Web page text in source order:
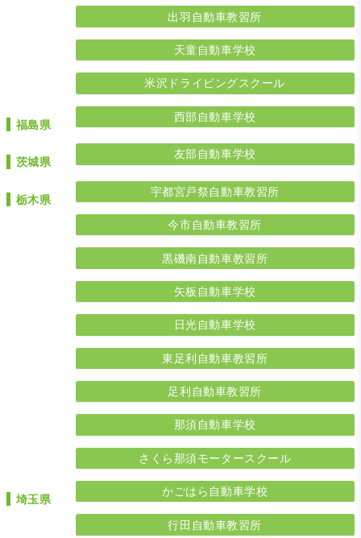
出羽自動車教習所
天童自動車学校
米沢ドライビングスクール
福島県
西部自動車学校
茨城県
友部自動車学校
栃木県
宇都宮戸祭自動車教習所
今市自動車教習所
黒磯南自動車教習所
矢板自動車学校
日光自動車学校
東足利自動車教習所
足利自動車教習所
那須自動車学校
さくら那須モータースクール
埼玉県
かごはら自動車学校
行田自動車教習所